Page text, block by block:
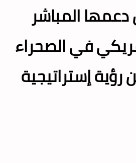
المباشر
في الصحراء
إستراتيجية